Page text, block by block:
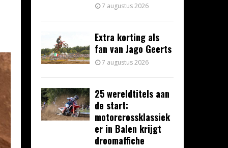
7 augustus 2026
Extra korting als
fan van Jago Geerts
7 augustus 2026
25 wereldtitels aan
de start:
motorcrossklassiek
er in Balen krijgt
droomaffiche